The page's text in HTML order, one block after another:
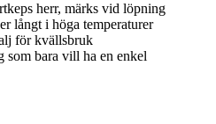
herr, märks vid löpning
långt i höga temperaturer
för kvällsbruk
som bara vill ha en enkel